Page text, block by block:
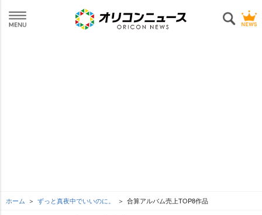
ホーム ずっと真夜中でいいのに。 合算アルバム売上TOP8作品